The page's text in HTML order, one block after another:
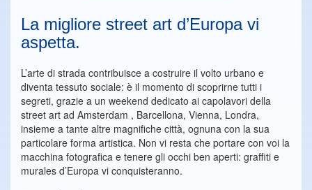
La migliore street art d’Europa vi
aspetta.
L’arte di strada contribuisce a costruire il volto urbano e
diventa tessuto sociale: è il momento di scoprirne tutti i
segreti, grazie a un weekend dedicato ai capolavori della
street art ad Amsterdam , Barcellona, Vienna, Londra,
insieme a tante altre magnifiche città, ognuna con la sua
particolare forma artistica. Non vi resta che portare con voi la
macchina fotografica e tenere gli occhi ben aperti: graffiti e
murales d’Europa vi conquisteranno.